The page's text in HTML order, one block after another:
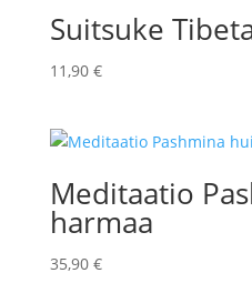
Suitsuke
11,90 €
Meditaatio
harmaa
35,90 €